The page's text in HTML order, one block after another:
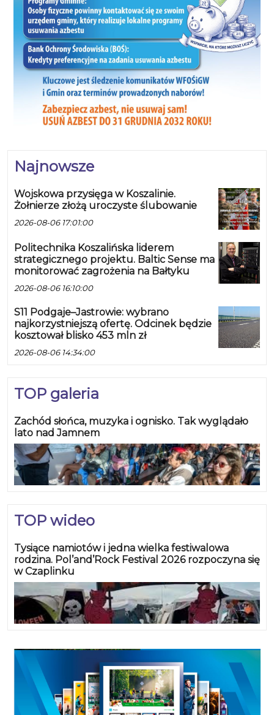
Najnowsze
Wojskowa przysięga w Koszalinie.
Żołnierze złożą uroczyste ślubowanie
2026-08-06 17:01:00
Politechnika Koszalińska liderem
strategicznego projektu. Baltic Sense ma
monitorować zagrożenia na Bałtyku
2026-08-06 16:10:00
S11 Podgaje–Jastrowie: wybrano
najkorzystniejszą ofertę. Odcinek będzie
kosztował blisko 453 mln zł
2026-08-06 14:34:00
TOP galeria
Zachód słońca, muzyka i ognisko. Tak wyglądało
lato nad Jamnem
TOP wideo
Tysiące namiotów i jedna wielka festiwalowa
rodzina. Pol’and’Rock Festival 2026 rozpoczyna się
w Czaplinku